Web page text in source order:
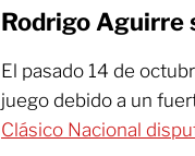
Rodrigo Aguirre
El pasado 14 de
juego debido a un
Clásico Nacional